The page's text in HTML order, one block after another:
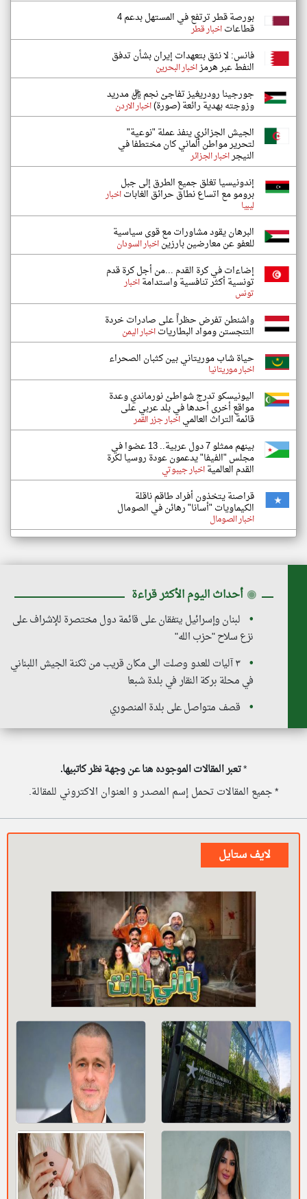
بورصة قطر ترتفع في المستهل بدعم 4
قطاعاتاخبار قطر
فانس: لا نثق بتعهدات إيران بشأن تدفق
النفط عبر هرمزاخبار البحرين
جورجينا رودريغيز تفاجئ نجم ريال مدريد
وزوجته بهدية رائعة (صورة)اخبار الاردن
الجيش الجزائري ينفذ عملة "نوعية"
لتحرير مواطن ألماني كان مختطفا في
النيجراخبار الجزائر
إندونيسيا تغلق جميع الطرق إلى جبل
برومو مع اتساع نطاق حرائق الغاباتاخبار
ليبيا
البرهان يقود مشاورات مع قوى سياسية
للعفو عن معارضين بارزيناخبار السودان
إضاءات في كرة القدم ...من أجل كرة قدم
تونسية أكثر تنافسية واستدامةاخبار
تونس
واشنطن تفرض حظراً على صادرات خردة
التنجستن ومواد البطارياتاخبار اليمن
حياة شاب موريتاني بين كثبان الصحراء
اخبار موريتانيا
اليونيسكو تدرج شواطئ نورماندي وعدة
مواقع أخرى أحدها في بلد عربي على
قائمة التراث العالمياخبار جزر القمر
بينهم ممثلو 7 دول عربية.. 13 عضوا في
مجلس "الفيفا" يدعمون عودة روسيا لكرة
القدم العالميةاخبار جيبوتي
قراصنة يتخذون أفراد طاقم ناقلة
الكيماويات "أسانا" رهائن في الصومال
اخبار الصومال
◉ أحداث اليوم الأكثر قراءة
لبنان وإسرائيل يتفقان على قائمة دول مختصرة للإشراف على
نزع سلاح "حزب الله"
٣ آليات للعدو وصلت الى مكان قريب من ثكنة الجيش اللبناني
في محلة بركة النقار في بلدة شبعا
قصف متواصل على بلدة المنصوري
*تعبر المقالات الموجوده هنا عن وجهة نظر كاتبيها.
* جميع المقالات تحمل إسم المصدر و العنوان الاكتروني للمقالة.
لايف ستايل